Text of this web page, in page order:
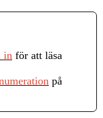
in för att läsa
på